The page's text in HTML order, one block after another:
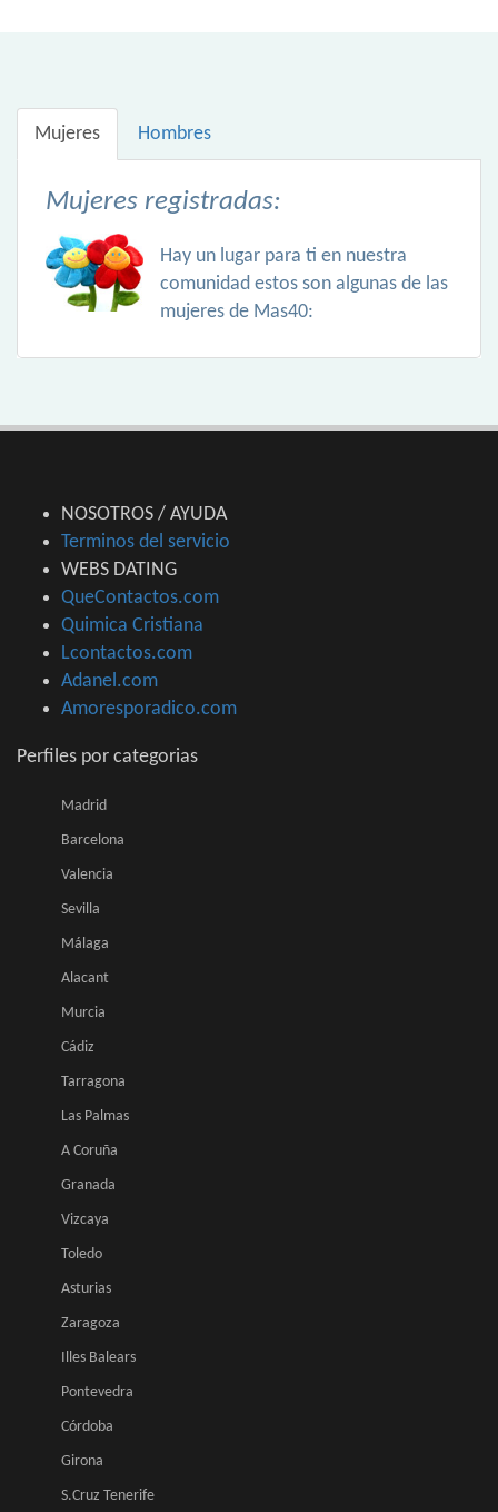
Mujeres Hombres
Mujeres registradas:
Hay un lugar para ti en nuestra
comunidad estos son algunas de las
mujeres de Mas40:
NOSOTROS / AYUDA
Terminos del servicio
WEBS DATING
QueContactos.com
Quimica Cristiana
Lcontactos.com
Adanel.com
Amoresporadico.com
Perfiles por categorias
Madrid
Barcelona
Valencia
Sevilla
Málaga
Alacant
Murcia
Cádiz
Tarragona
Las Palmas
A Coruña
Granada
Vizcaya
Toledo
Asturias
Zaragoza
Illes Balears
Pontevedra
Córdoba
Girona
S.Cruz Tenerife